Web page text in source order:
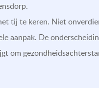
tij te keren. Niet
aanpak. De
om